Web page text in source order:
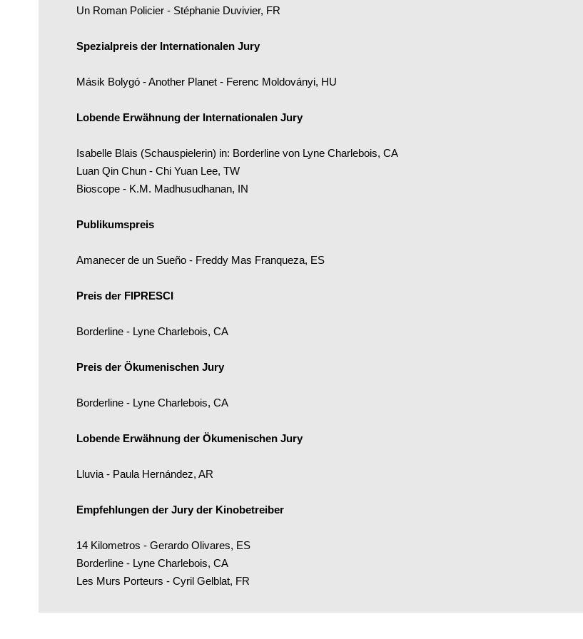
Un Roman Policier - Stéphanie Duvivier, FR
Spezialpreis der Internationalen Jury
Másik Bolygó - Another Planet - Ferenc Moldoványi, HU
Lobende Erwähnung der Internationalen Jury
Isabelle Blais (Schauspielerin) in: Borderline von Lyne Charlebois, CA
Luan Qin Chun - Chi Yuan Lee, TW
Bioscope - K.M. Madhusudhanan, IN
Publikumspreis
Amanecer de un Sueño - Freddy Mas Franqueza, ES
Preis der FIPRESCI
Borderline - Lyne Charlebois, CA
Preis der Ökumenischen Jury
Borderline - Lyne Charlebois, CA
Lobende Erwähnung der Ökumenischen Jury
Lluvia - Paula Hernández, AR
Empfehlungen der Jury der Kinobetreiber
14 Kilometros - Gerardo Olivares, ES
Borderline - Lyne Charlebois, CA
Les Murs Porteurs - Cyril Gelblat, FR